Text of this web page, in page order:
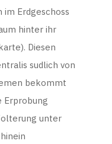
Erdgeschoss
hinter ihr
Diesen
sudlich von
bekommt
Erprobung
unter